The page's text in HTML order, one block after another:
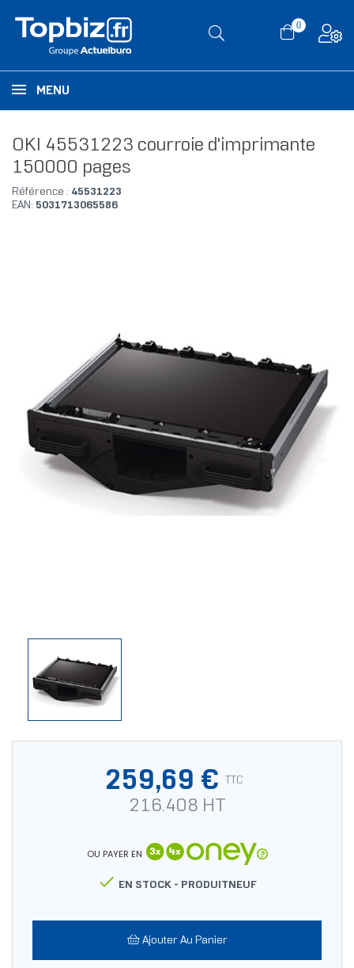
0
MENU
OKI 45531223 courroie d'imprimante
150000 pages
Référence : 45531223
EAN: 5031713065586
259,69 € TTC
216.408 HT
OU PAYER EN
 EN STOCK - PRODUITNEUF
Ajouter Au Panier